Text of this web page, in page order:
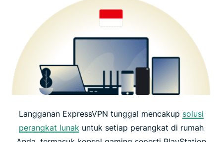
Langganan ExpressVPN tunggal mencakup solusi
perangkat lunak untuk setiap perangkat di rumah